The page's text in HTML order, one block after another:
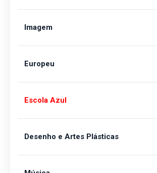
Imagem
Europeu
Escola Azul
Desenho e Artes Plásticas